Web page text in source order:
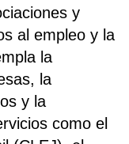
y
al empleo y la
la
la
y la
como el